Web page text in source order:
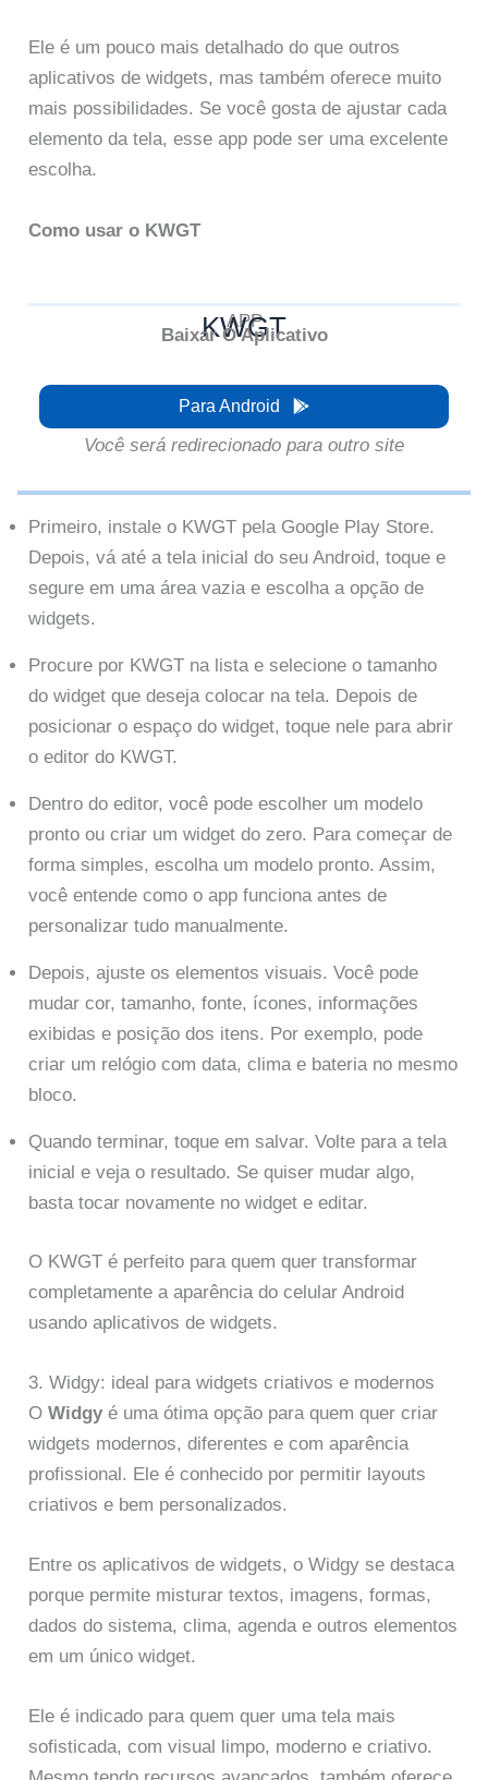
Ele é um pouco mais detalhado do que outros
aplicativos de widgets, mas também oferece muito
mais possibilidades. Se você gosta de ajustar cada
elemento da tela, esse app pode ser uma excelente
escolha.
Como usar o KWGT
APP
KWGT
Baixar O Aplicativo
Para Android
Você será redirecionado para outro site
Primeiro, instale o KWGT pela Google Play Store.
Depois, vá até a tela inicial do seu Android, toque e
segure em uma área vazia e escolha a opção de
widgets.
Procure por KWGT na lista e selecione o tamanho
do widget que deseja colocar na tela. Depois de
posicionar o espaço do widget, toque nele para abrir
o editor do KWGT.
Dentro do editor, você pode escolher um modelo
pronto ou criar um widget do zero. Para começar de
forma simples, escolha um modelo pronto. Assim,
você entende como o app funciona antes de
personalizar tudo manualmente.
Depois, ajuste os elementos visuais. Você pode
mudar cor, tamanho, fonte, ícones, informações
exibidas e posição dos itens. Por exemplo, pode
criar um relógio com data, clima e bateria no mesmo
bloco.
Quando terminar, toque em salvar. Volte para a tela
inicial e veja o resultado. Se quiser mudar algo,
basta tocar novamente no widget e editar.
O KWGT é perfeito para quem quer transformar
completamente a aparência do celular Android
usando aplicativos de widgets.
3. Widgy: ideal para widgets criativos e modernos
OWidgy é uma ótima opção para quem quer criar
widgets modernos, diferentes e com aparência
profissional. Ele é conhecido por permitir layouts
criativos e bem personalizados.
Entre os aplicativos de widgets, o Widgy se destaca
porque permite misturar textos, imagens, formas,
dados do sistema, clima, agenda e outros elementos
em um único widget.
Ele é indicado para quem quer uma tela mais
sofisticada, com visual limpo, moderno e criativo.